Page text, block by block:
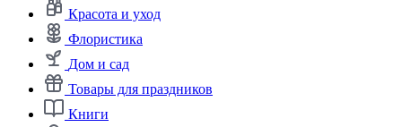
Красота и уход
Флористика
Дом и сад
Товары для праздников
Книги